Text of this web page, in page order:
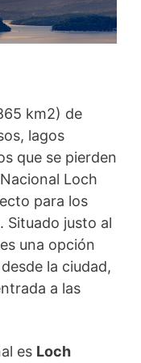
km2) de
lagos
que se pierden
Loch
para los
Situado justo al
una opción
la ciudad,
a las
es Loch